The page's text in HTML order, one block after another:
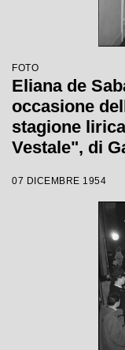
FOTO
Eliana de
occasione
stagione
Vestale", di
Visconti
07 DICEMBRE 1954